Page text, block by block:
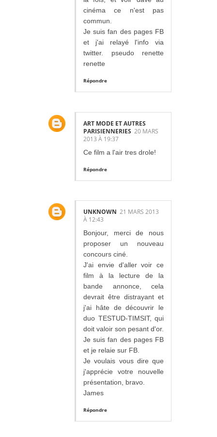
cinéma ce n'est pas
commun.
Je suis fan des pages FB
et j'ai relayé l'info via
twitter. pseudo renette
renette
Répondre
ART MODE ET AUTRES
PARISIENNERIES 20 MARS
2013 À 19:37
Ce film a l'air tres drole!
Répondre
UNKNOWN 21 MARS 2013
À 12:43
Bonjour, merci de nous
proposer un nouveau
concours ciné.
J'ai envie d'aller voir ce
film à la lecture de la
bande annonce, cela
devrait être distrayant et
j'ai hâte de découvrir le
duo TESTUD-TIMSIT, qui
doit valoir son pesant d'or.
Je suis fan des pages FB
et je relaie sur FB.
Je voulais vous dire que
j'apprécie votre nouvelle
présentation, bravo.
James
Répondre